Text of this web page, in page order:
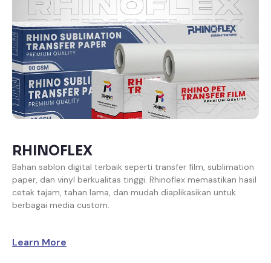
RHINOFLEX
Bahan sablon digital terbaik seperti transfer film, sublimation
paper, dan vinyl berkualitas tinggi. Rhinoflex memastikan hasil
cetak tajam, tahan lama, dan mudah diaplikasikan untuk
berbagai media custom.
Learn More